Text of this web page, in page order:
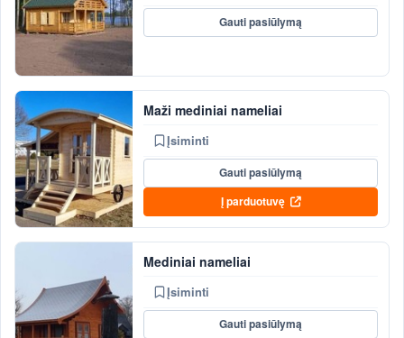
Gauti pasiūlymą
Maži mediniai nameliai
Įsiminti
Gauti pasiūlymą
Į parduotuvę
Mediniai nameliai
Įsiminti
Gauti pasiūlymą